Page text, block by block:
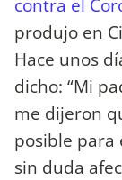
produjo en
Hace unos
dicho: “Mi
me dijeron
posible para
sin duda